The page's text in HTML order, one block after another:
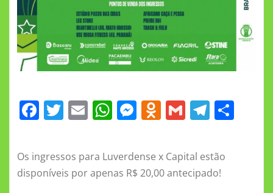
F
c
e
T
it
te
E
ai
l
W
at
s
M
ss
e
O
n
o
G
ai
l
T
e
gr
Os ingressos para Luverdense x Capital estão
disponíveis por apenas R$ 20,00 antecipado!